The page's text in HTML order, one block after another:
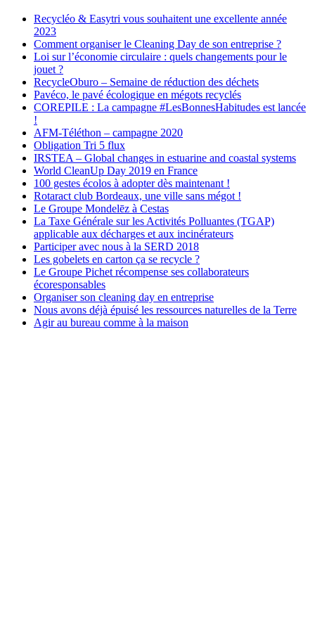
Recycléo & Easytri vous souhaitent une excellente année
2023
Comment organiser le Cleaning Day de son entreprise ?
Loi sur l’économie circulaire : quels changements pour le
jouet ?
RecycleOburo – Semaine de réduction des déchets
Pavéco, le pavé écologique en mégots recyclés
COREPILE : La campagne #LesBonnesHabitudes est lancée
!
AFM-Téléthon – campagne 2020
Obligation Tri 5 flux
IRSTEA – Global changes in estuarine and coastal systems
World CleanUp Day 2019 en France
100 gestes écolos à adopter dès maintenant !
Rotaract club Bordeaux, une ville sans mégot !
Le Groupe Mondelēz à Cestas
La Taxe Générale sur les Activités Polluantes (TGAP)
applicable aux décharges et aux incinérateurs
Participer avec nous à la SERD 2018
Les gobelets en carton ça se recycle ?
Le Groupe Pichet récompense ses collaborateurs
écoresponsables
Organiser son cleaning day en entreprise
Nous avons déjà épuisé les ressources naturelles de la Terre
Agir au bureau comme à la maison